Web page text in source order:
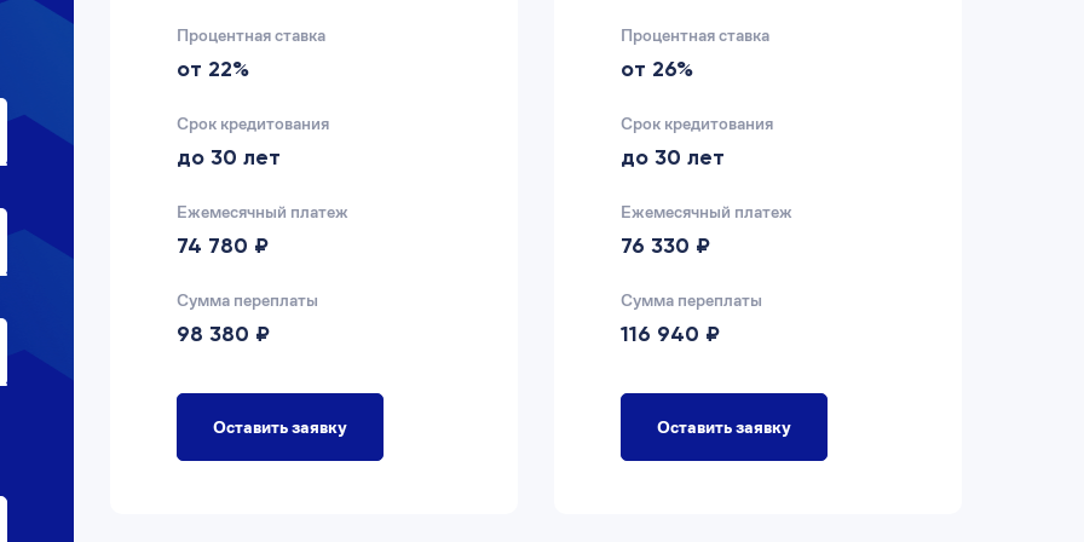
Процентная ставка
от 22%
Срок кредитования
до 30 лет
Ежемесячный платеж
74 780 ₽
Сумма переплаты
98 380 ₽
Оставить заявку
Процентная ставка
от 26%
Срок кредитования
до 30 лет
Ежемесячный платеж
76 330 ₽
Сумма переплаты
116 940 ₽
Оставить заявку